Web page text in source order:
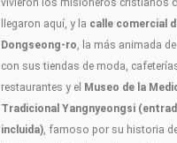
llegaron aquí, y la calle comercial
Dongseong-ro , la más animada
con sus tiendas de moda,
restaurantes y el Museo de la
Tradicional Yangnyeongsi
incluida) , famoso por su historia